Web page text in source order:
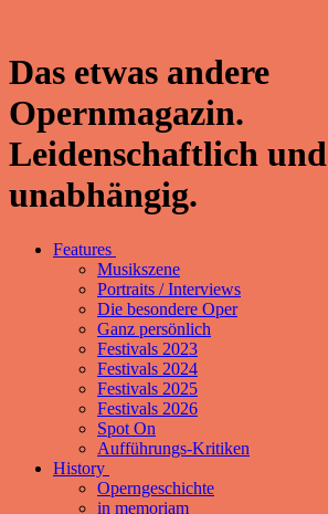
Das etwas andere
Opernmagazin.
Leidenschaftlich und
unabhängig.
Features
Musikszene
Portraits / Interviews
Die besondere Oper
Ganz persönlich
Festivals 2023
Festivals 2024
Festivals 2025
Festivals 2026
Spot On
Aufführungs-Kritiken
History
Operngeschichte
in memoriam